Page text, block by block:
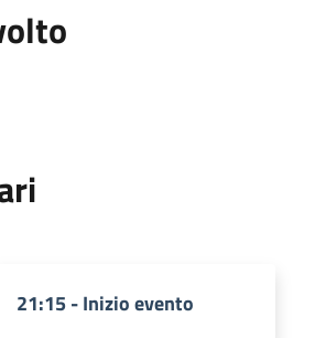
21:15 - Inizio evento